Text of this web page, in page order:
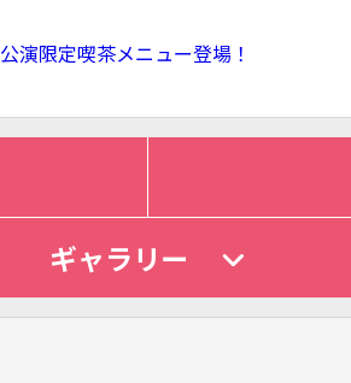
公演限定喫茶メニュー登場！
ギャラリー